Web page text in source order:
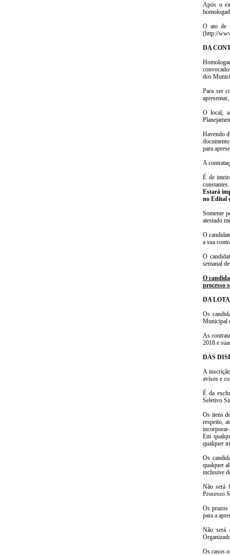
Após o
O ato de
(http://
DA
dos
Para ser
O local, a
Havendo
para
A
É de
constantes
Estará
no Edital
Somente
atestado
O
a sua
O
semanal
O
processo
DA
Os
Municipal
As
2018 e
DAS
A
avisos e
É da
Seletivo
Os itens
respeito,
Em
qualquer
Os
qualquer
inclusive
Não será
Processo
Os prazos
para a
Não será
Os casos